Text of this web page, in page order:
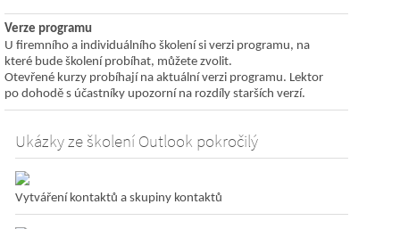
Verze programu
U firemního a individuálního školení si verzi programu, na
které bude školení probíhat, můžete zvolit.
Otevřené kurzy probíhají na aktuální verzi programu. Lektor
po dohodě s účastníky upozorní na rozdíly starších verzí.
Ukázky ze školení Outlook pokročilý
Vytváření kontaktů a skupiny kontaktů